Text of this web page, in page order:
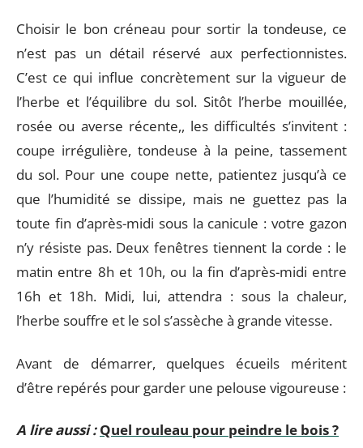
Choisir le bon créneau pour sortir la tondeuse, ce
n’est pas un détail réservé aux perfectionnistes.
C’est ce qui influe concrètement sur la vigueur de
l’herbe et l’équilibre du sol. Sitôt l’herbe mouillée,
rosée ou averse récente,, les difficultés s’invitent :
coupe irrégulière, tondeuse à la peine, tassement
du sol. Pour une coupe nette, patientez jusqu’à ce
que l’humidité se dissipe, mais ne guettez pas la
toute fin d’après-midi sous la canicule : votre gazon
n’y résiste pas. Deux fenêtres tiennent la corde : le
matin entre 8h et 10h, ou la fin d’après-midi entre
16h et 18h. Midi, lui, attendra : sous la chaleur,
l’herbe souffre et le sol s’assèche à grande vitesse.
Avant de démarrer, quelques écueils méritent
d’être repérés pour garder une pelouse vigoureuse :
A lire aussi : Quel rouleau pour peindre le bois ?